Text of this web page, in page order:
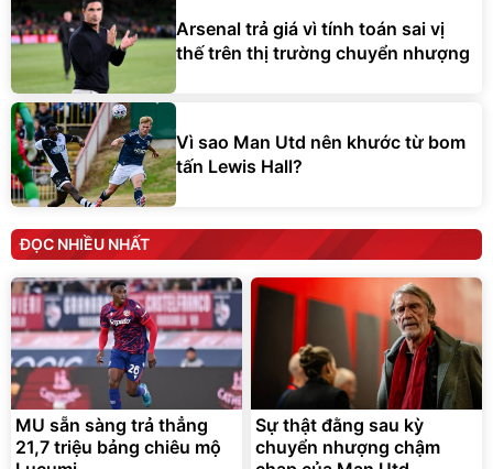
Arsenal trả giá vì tính toán sai vị
thế trên thị trường chuyển nhượng
Vì sao Man Utd nên khước từ bom
tấn Lewis Hall?
ĐỌC NHIỀU NHẤT
MU sẵn sàng trả thẳng
21,7 triệu bảng chiêu mộ
Sự thật đằng sau kỳ
chuyển nhượng chậm